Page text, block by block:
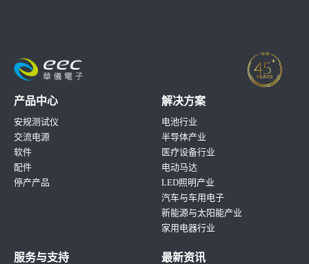
产品中心
安规测试仪
交流电源
软件
配件
停产产品
解决方案
电池行业
半导体产业
医疗设备行业
电动马达
LED照明产业
汽车与车用电子
新能源与太阳能产业
家用电器行业
服务与支持 最新资讯